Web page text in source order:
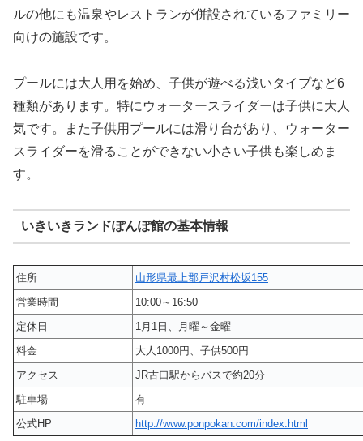
ルの他にも温泉やレストランが併設されているファミリー
向けの施設です。
プールには大人用を始め、子供が遊べる浅いタイプなど6
種類があります。特にウォータースライダーは子供に大人
気です。また子供用プールには滑り台があり、ウォーター
スライダーを滑ることができない小さい子供も楽しめま
す。
いきいきランドぽんぽ館の基本情報
住所
山形県最上郡戸沢村松坂155
営業時間
10:00～16:50
定休日
1月1日、月曜～金曜
料金
大人1000円、子供500円
アクセス
JR古口駅からバスで約20分
駐車場
有
公式HP
http://www.ponpokan.com/index.html